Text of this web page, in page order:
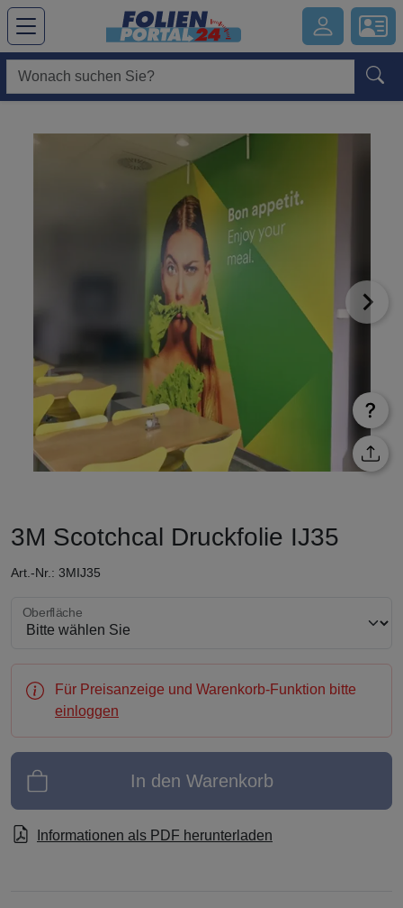
Hauptregion der Seite anspringen
3M Scotchcal Druckfolie IJ35
Art.-Nr.: 3MIJ35
Oberfläche wählen
Oberfläche
Für Preisanzeige und Warenkorb-Funktion bitte
einloggen
In den Warenkorb
Informationen als PDF herunterladen